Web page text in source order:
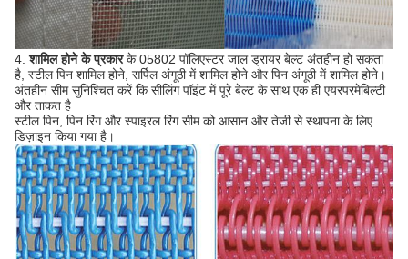
4.शामिल होने के प्रकारके 05802 पॉलिएस्टर जाल ड्रायर बेल्ट अंतहीन हो सकता
है, स्टील पिन शामिल होने, सर्पिल अंगूठी में शामिल होने और पिन अंगूठी में शामिल होने।
अंतहीन सीम सुनिश्चित करें कि सीलिंग पॉइंट में पूरे बेल्ट के साथ एक ही एयरपरमेबिल्टी
और ताकत है
स्टील पिन, पिन रिंग और स्पाइरल रिंग सीम को आसान और तेजी से स्थापना के लिए
डिज़ाइन किया गया है।